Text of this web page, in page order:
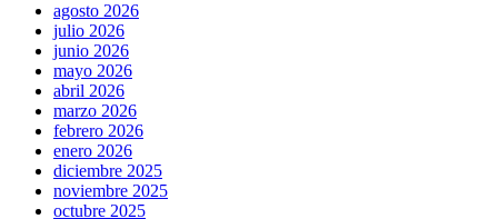
agosto 2026
julio 2026
junio 2026
mayo 2026
abril 2026
marzo 2026
febrero 2026
enero 2026
diciembre 2025
noviembre 2025
octubre 2025